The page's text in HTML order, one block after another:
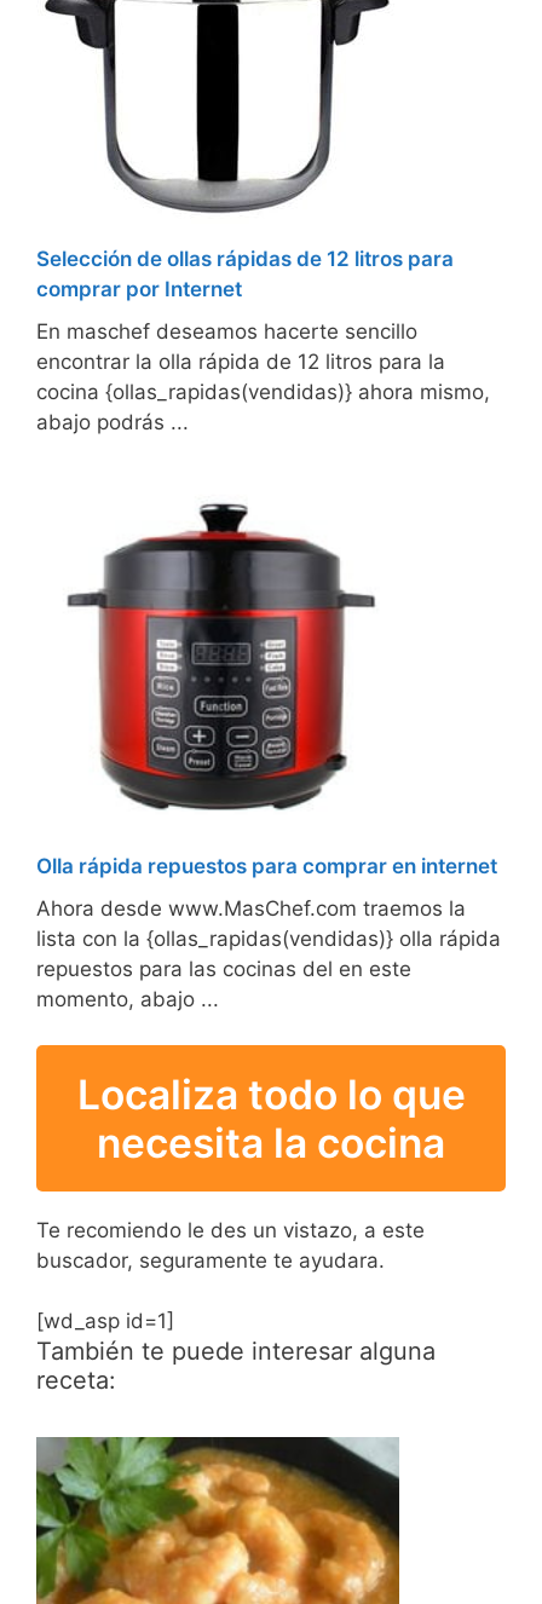
Selección de ollas rápidas de 12 litros para
comprar por Internet
En maschef deseamos hacerte sencillo
encontrar la olla rápida de 12 litros para la
cocina {ollas_rapidas(vendidas)} ahora mismo,
abajo podrás ...
Olla rápida repuestos para comprar en internet
Ahora desde www.MasChef.com traemos la
lista con la {ollas_rapidas(vendidas)} olla rápida
repuestos para las cocinas del en este
momento, abajo ...
Localiza todo lo que
necesita la cocina
Te recomiendo le des un vistazo, a este
buscador, seguramente te ayudara.
[wd_asp id=1]
También te puede interesar alguna
receta: